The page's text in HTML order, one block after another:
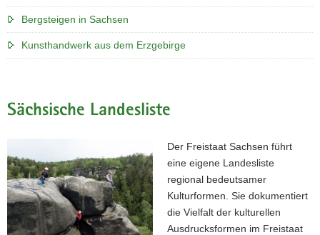
Bergsteigen in Sachsen
Kunsthandwerk aus dem Erzgebirge
Sächsische Landesliste
Der Freistaat Sachsen führt
eine eigene Landesliste
regional bedeutsamer
Kulturformen. Sie dokumentiert
die Vielfalt der kulturellen
Ausdrucksformen im Freistaat